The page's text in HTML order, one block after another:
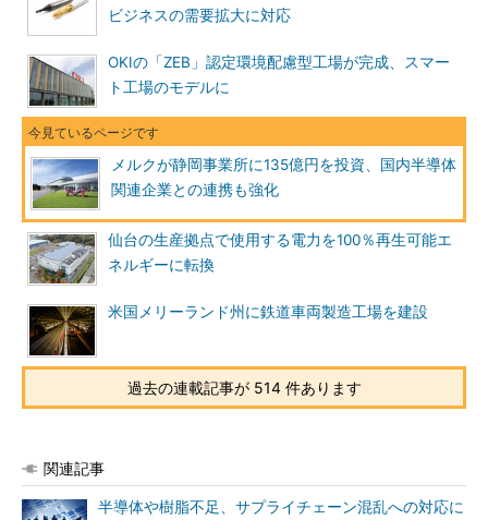
ビジネスの需要拡大に対応
OKIの「ZEB」認定環境配慮型工場が完成、スマー
ト工場のモデルに
メルクが静岡事業所に135億円を投資、国内半導体
関連企業との連携も強化
仙台の生産拠点で使用する電力を100％再生可能エ
ネルギーに転換
米国メリーランド州に鉄道車両製造工場を建設
過去の連載記事が 514 件あります
関連記事
半導体や樹脂不足、サプライチェーン混乱への対応に